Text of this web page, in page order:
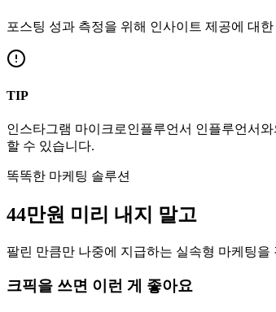
포스팅 성과 측정을 위해 인사이트 제공에 대
TIP
인스타그램 마이크로인플루언서 인플루언서
할 수 있습니다.
똑똑한 마케팅 솔루션
44만원 미리 내지 말고
팔린 만큼만 나중에 지급하는 실속형 마케팅을
크픽을 쓰면 이런 게 좋아요